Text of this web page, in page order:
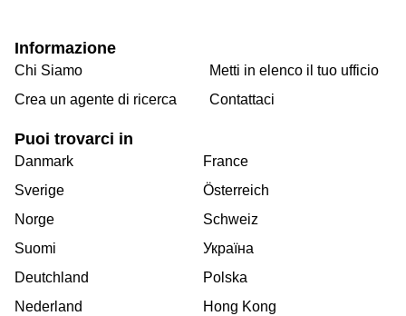
Informazione
Chi Siamo
Crea un agente di ricerca
Metti in elenco il tuo ufficio
Contattaci
Puoi trovarci in
Danmark
Sverige
Norge
Suomi
Deutchland
Nederland
France
Österreich
Schweiz
Україна
Polska
Hong Kong